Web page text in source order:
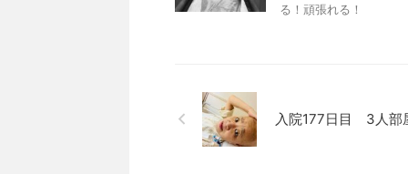
る！頑張れる！
入院177日目 3人部